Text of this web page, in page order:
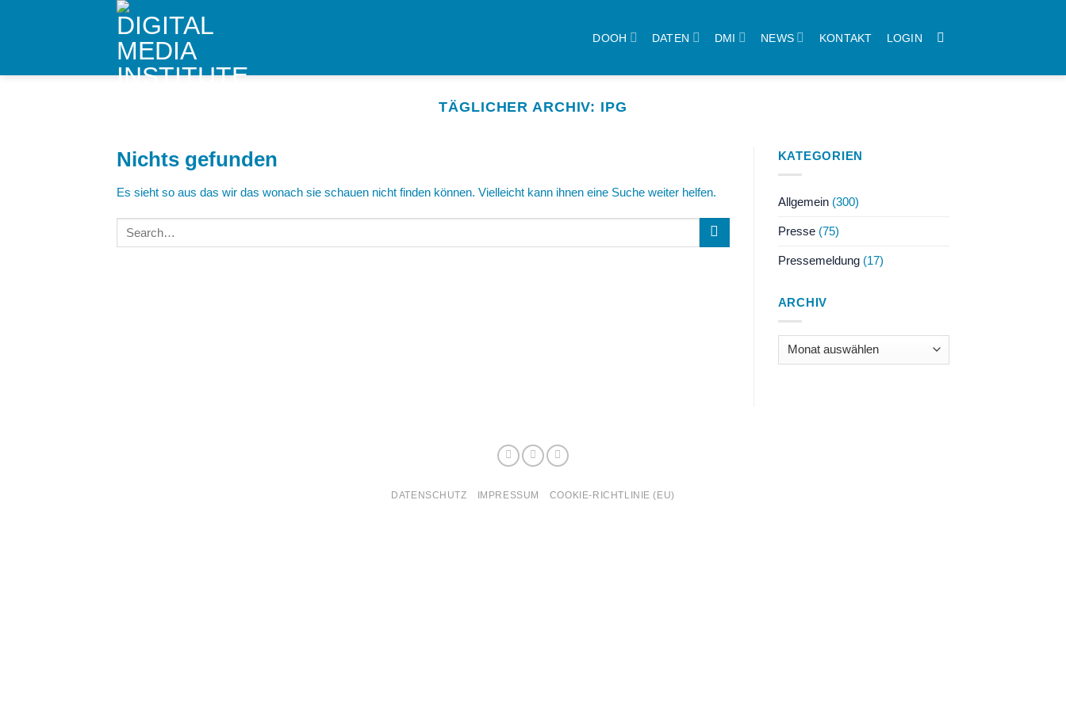
DOOH DATEN DMI NEWS KONTAKT LOGIN
TÄGLICHER ARCHIV: IPG
Nichts gefunden
Es sieht so aus das wir das wonach sie schauen nicht finden können. Vielleicht kann ihnen eine Suche weiter helfen.
KATEGORIEN
Allgemein(300)
Presse(75)
Pressemeldung(17)
ARCHIV
Archiv
DATENSCHUTZ IMPRESSUM COOKIE-RICHTLINIE (EU)